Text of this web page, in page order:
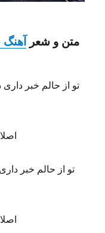
متن و شعر آهنگ
تو از حالم خبر
تو از حالم خبر